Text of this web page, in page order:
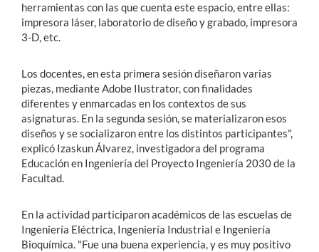
herramientas con las que cuenta este espacio, entre ellas:
impresora láser, laboratorio de diseño y grabado, impresora
3-D, etc.
Los docentes, en esta primera sesión diseñaron varias
piezas, mediante Adobe Ilustrator, con finalidades
diferentes y enmarcadas en los contextos de sus
asignaturas. En la segunda sesión, se materializaron esos
diseños y se socializaron entre los distintos participantes",
explicó Izaskun Álvarez, investigadora del programa
Educación en Ingeniería del Proyecto Ingeniería 2030 de la
Facultad.
En la actividad participaron académicos de las escuelas de
Ingeniería Eléctrica, Ingeniería Industrial e Ingeniería
Bioquímica. "Fue una buena experiencia, y es muy positivo